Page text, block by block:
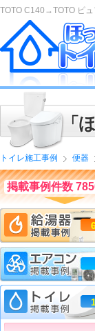
TOTO C140→TOTO ピュ
「
トイレ施工事例 便器
掲載事例件数